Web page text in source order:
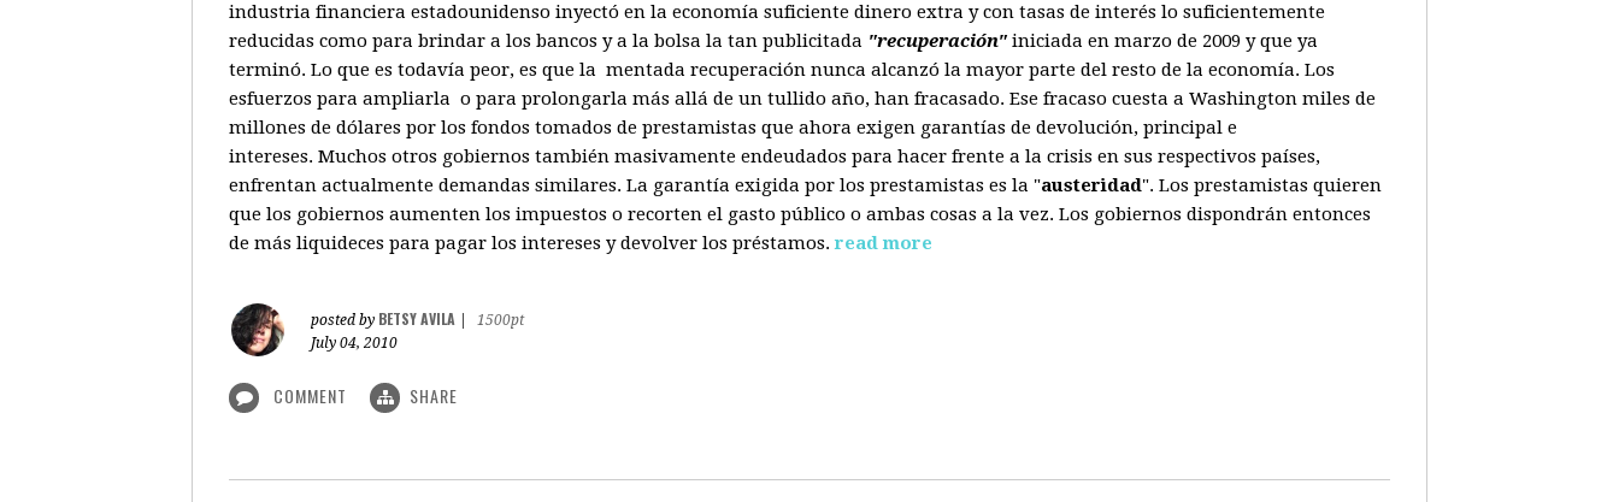
industria financiera estadounidenso inyectó en la economía suficiente dinero extra y con tasas de interés lo suficientemente
reducidas como para brindar a los bancos y a la bolsa la tan publicitada "recuperación" iniciada en marzo de 2009 y que ya
terminó. Lo que es todavía peor, es que la mentada recuperación nunca alcanzó la mayor parte del resto de la economía. Los
esfuerzos para ampliarla o para prolongarla más allá de un tullido año, han fracasado. Ese fracaso cuesta a Washington miles de
millones de dólares por los fondos tomados de prestamistas que ahora exigen garantías de devolución, principal e
intereses. Muchos otros gobiernos también masivamente endeudados para hacer frente a la crisis en sus respectivos países,
enfrentan actualmente demandas similares. La garantía exigida por los prestamistas es la "austeridad". Los prestamistas quieren
que los gobiernos aumenten los impuestos o recorten el gasto público o ambas cosas a la vez. Los gobiernos dispondrán entonces
de más liquideces para pagar los intereses y devolver los préstamos. read more
posted by BETSY AVILA
1500pt
July 04, 2010
COMMENT SHARE